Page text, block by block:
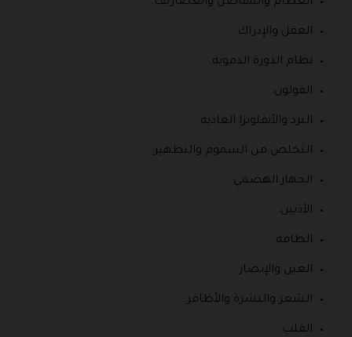
العقل والإدراك.
نظام الدورة الدموية.
القولون.
البرد والأنفلونزا العادية.
التخلص من السموم والتطهير.
الجهاز الهضمي.
الأذنين.
الطاقة.
العين والإبصار.
الشعر والبشرة والأظافر.
القلب.